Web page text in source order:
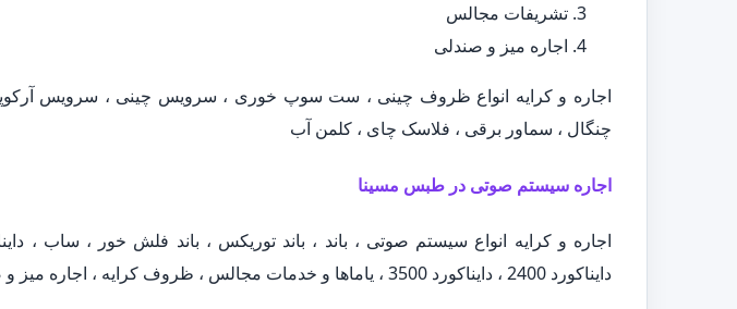
تشریفات مجالس
اجاره میز و صندلی
اجاره و کرایه انواع ظروف چینی ، ست سوپ خوری ، سرویس چینی ، سرویس
چنگال ، سماور برقی ، فلاسک چای ، کلمن آب
اجاره سیستم صوتی در طبس مسینا
دایناکورد 2400 ، دایناکورد 3500 ، یاماها و خدمات مجالس ، ظروف کرایه ، اجاره میز و صندلی